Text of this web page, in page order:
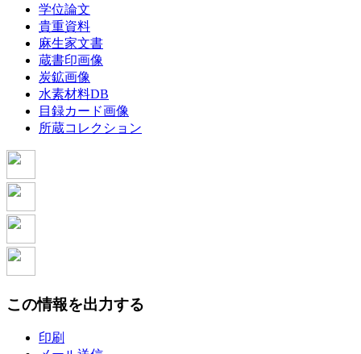
学位論文
貴重資料
麻生家文書
蔵書印画像
炭鉱画像
水素材料DB
目録カード画像
所蔵コレクション
この情報を出力する
印刷